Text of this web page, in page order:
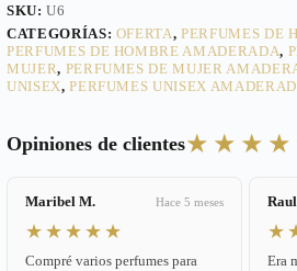
SKU:U6
CATEGORÍAS: OFERTA,PERFUMES DE
PERFUMES DE HOMBRE AMADERADA,
MUJER, PERFUMES DE MUJER
UNISEX,PERFUMES UNISEX
Opiniones de clientes
Maribel M. Hace 5 meses
★★★★★
Compré varios perfumes para
Era